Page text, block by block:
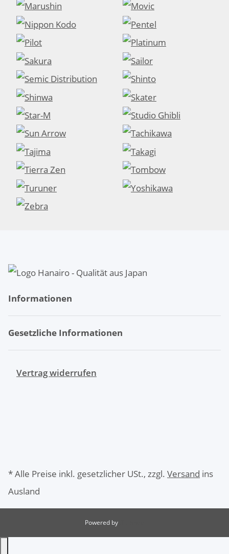
Informationen
Gesetzliche Informationen
Vertrag widerrufen
* Alle Preise inkl. gesetzlicher USt., zzgl. Versand ins
Ausland
Powered by